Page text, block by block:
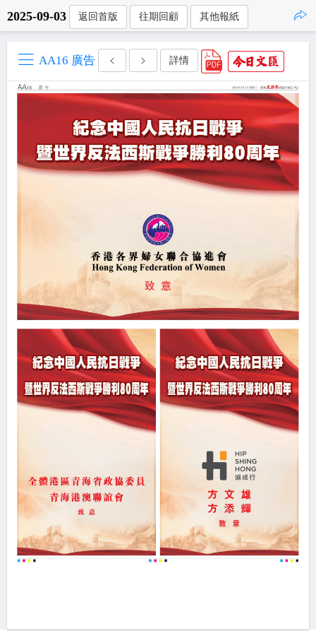
2025-09-03 返回首版 往期回顧 其他報紙
AA16 廣告 詳情